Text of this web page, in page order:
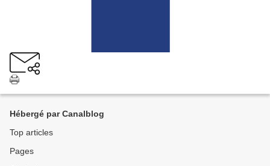
Hébergé par Canalblog
Top articles
Pages